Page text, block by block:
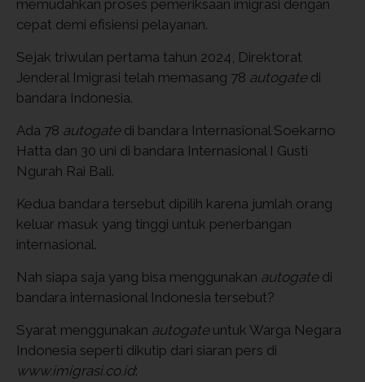
memudahkan proses pemeriksaan imigrasi dengan
cepat demi efisiensi pelayanan.
Sejak triwulan pertama tahun 2024, Direktorat
Jenderal Imigrasi telah memasang 78 autogate di
bandara Indonesia.
Ada 78 autogate di bandara Internasional Soekarno
Hatta dan 30 uni di bandara Internasional I Gusti
Ngurah Rai Bali.
Kedua bandara tersebut dipilih karena jumlah orang
keluar masuk yang tinggi untuk penerbangan
internasional.
Nah siapa saja yang bisa menggunakan autogate di
bandara internasional Indonesia tersebut?
Syarat menggunakan autogate untuk Warga Negara
Indonesia seperti dikutip dari siaran pers di
www.imigrasi.co.id: